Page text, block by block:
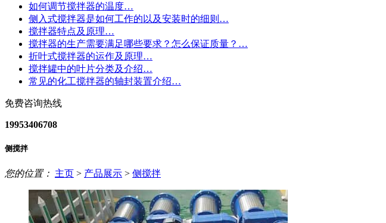
如何调节搅拌器的温度…
侧入式搅拌器是如何工作的以及安装时的细则…
搅拌器特点及原理…
搅拌器的生产需要满足哪些要求？怎么保证质量？…
折叶式搅拌器的运作及原理…
搅拌罐中的叶片分类及介绍…
常见的化工搅拌器的轴封装置介绍…
免费咨询热线
19953406708
侧搅拌
您的位置： 主页 > 产品展示 > 侧搅拌